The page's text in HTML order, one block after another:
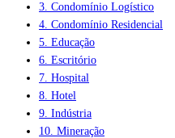
3. Condomínio Logístico
4. Condomínio Residencial
5. Educação
6. Escritório
7. Hospital
8. Hotel
9. Indústria
10. Mineração